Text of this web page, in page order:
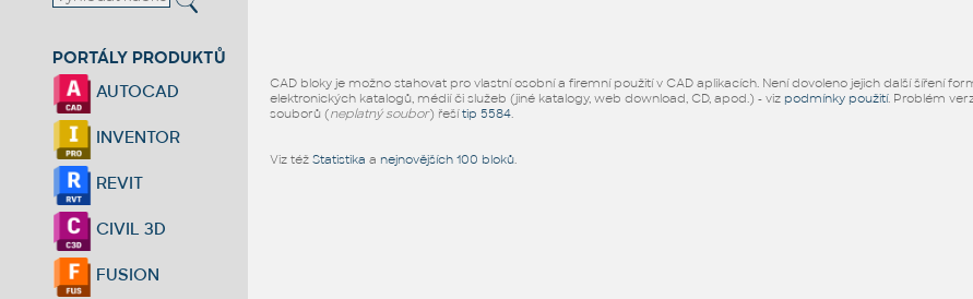
PORTÁLY PRODUKTŮ
AUTOCAD
INVENTOR
REVIT
CIVIL 3D
FUSION
CAD bloky je možno stahovat pro vlastní osobní a firemní použití v CAD aplikacích. Není dovoleno jejich další šíření
elektronických katalogů, médií či služeb (jiné katalogy, web download, CD, apod.) - viz podmínky použití. Problém
souborů (neplatný soubor) řešítip 5584.
Viz též Statistika a nejnovějších 100 bloků.